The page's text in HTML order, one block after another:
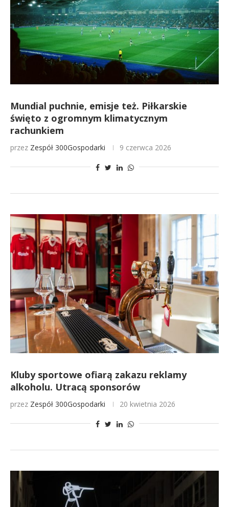
Mundial puchnie, emisje też. Piłkarskie
święto z ogromnym klimatycznym
rachunkiem
przez Zespół 300Gospodarki 9 czerwca 2026
Kluby sportowe ofiarą zakazu reklamy
alkoholu. Utracą sponsorów
przez Zespół 300Gospodarki 20 kwietnia 2026